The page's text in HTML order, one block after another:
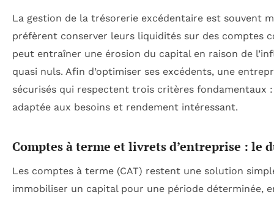
La gestion de la trésorerie excédentaire est souvent
préfèrent conserver leurs liquidités sur des comptes
peut entraîner une érosion du capital en raison de
quasi nuls. Afin d’optimiser ses excédents, une
sécurisés qui respectent trois critères fondamentaux
adaptée aux besoins et rendement intéressant.
Comptes à terme et livrets d’entreprise : le
Les comptes à terme (CAT) restent une solution
immobiliser un capital pour une période déterminée,